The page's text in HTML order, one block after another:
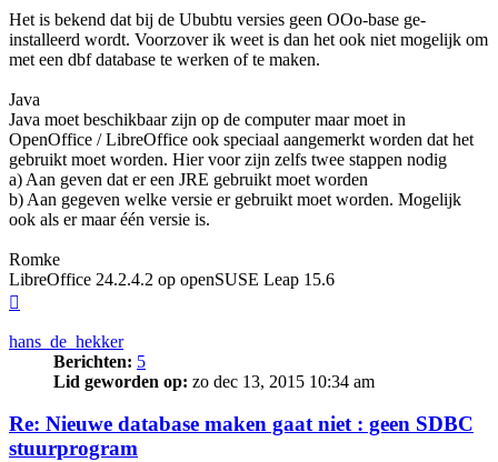
Het is bekend dat bij de Ububtu versies geen OOo-base ge-
installeerd wordt. Voorzover ik weet is dan het ook niet mogelijk om
met een dbf database te werken of te maken.
Java
Java moet beschikbaar zijn op de computer maar moet in
OpenOffice / LibreOffice ook speciaal aangemerkt worden dat het
gebruikt moet worden. Hier voor zijn zelfs twee stappen nodig
a) Aan geven dat er een JRE gebruikt moet worden
b) Aan gegeven welke versie er gebruikt moet worden. Mogelijk
ook als er maar één versie is.
Romke
LibreOffice 24.2.4.2 op openSUSE Leap 15.6
hans_de_hekker
Berichten: 5
Lid geworden op: zo dec 13, 2015 10:34 am
Re: Nieuwe database maken gaat niet : geen SDBC
stuurprogram